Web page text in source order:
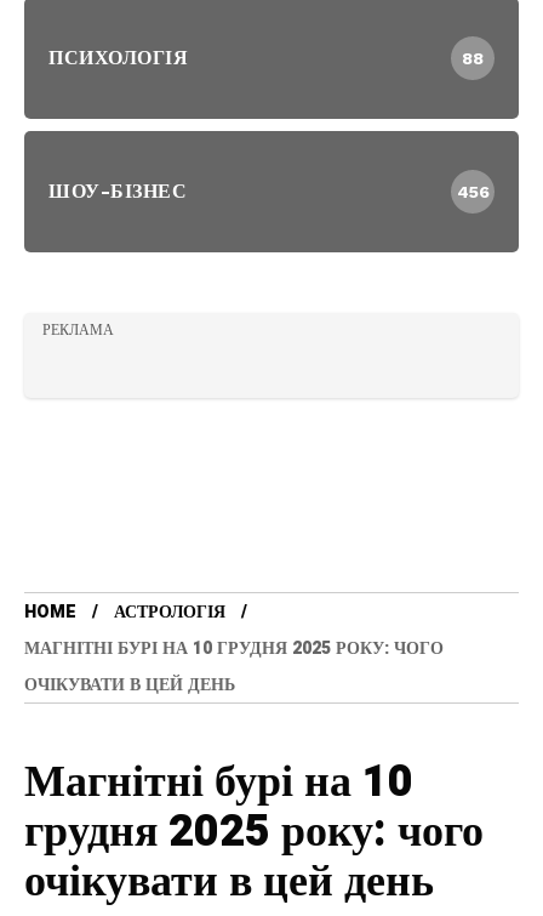
ПСИХОЛОГІЯ 88
ШОУ-БІЗНЕС 456
РЕКЛАМА
HOME
АСТРОЛОГІЯ
МАГНІТНІ БУРІ НА 10 ГРУДНЯ 2025 РОКУ: ЧОГО
ОЧІКУВАТИ В ЦЕЙ ДЕНЬ
Магнітні бурі на 10
грудня 2025 року: чого
очікувати в цей день